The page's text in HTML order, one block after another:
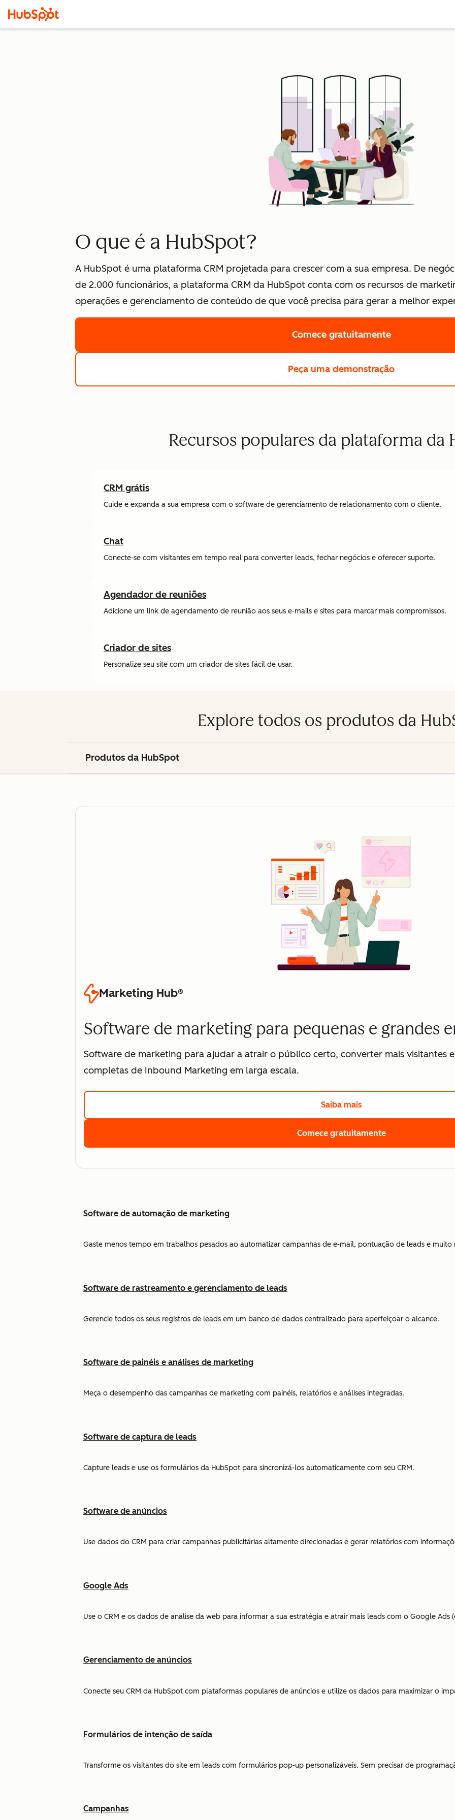
O que é a HubSpot?
A HubSpot é uma plataforma CRM projetada para crescer com a sua empresa. De
de 2.000 funcionários, a plataforma CRM da HubSpot conta com os recursos de
operações e gerenciamento de conteúdo de que você precisa para gerar a melhor
Comece gratuitamente
Peça uma demonstração
Recursos populares da plataforma da
CRM grátis
Cuide e expanda a sua empresa com o software de gerenciamento de relacionamento com o cliente.
Chat
Conecte-se com visitantes em tempo real para converter leads, fechar negócios e oferecer suporte.
Agendador de reuniões
Adicione um link de agendamento de reunião aos seus e-mails e sites para marcar mais compromissos.
Criador de sites
Personalize seu site com um criador de sites fácil de usar.
Explore todos os produtos da
Produtos da HubSpot
Marketing Hub®
Software de marketing para pequenas e grandes
Software de marketing para ajudar a atrair o público certo, converter mais visitantes
completas de Inbound Marketing em larga escala.
Saiba mais
Comece gratuitamenteClique aqui para
Software de automação de marketing
Gaste menos tempo em trabalhos pesados ao automatizar campanhas de e-mail, pontuação de leads e muito
Software de rastreamento e gerenciamento de leads
Gerencie todos os seus registros de leads em um banco de dados centralizado para aperfeiçoar o alcance.
Software de painéis e análises de marketing
Meça o desempenho das campanhas de marketing com painéis, relatórios e análises integradas.
Software de captura de leads
Capture leads e use os formulários da HubSpot para sincronizá-los automaticamente com seu CRM.
Software de anúncios
Use dados do CRM para criar campanhas publicitárias altamente direcionadas e gerar relatórios com
Google Ads
Use o CRM e os dados de análise da web para informar a sua estratégia e atrair mais leads com o Google Ads
Gerenciamento de anúncios
Conecte seu CRM da HubSpot com plataformas populares de anúncios e utilize os dados para maximizar o
Formulários de intenção de saída
Transforme os visitantes do site em leads com formulários pop-up personalizáveis. Sem precisar de
Campanhas